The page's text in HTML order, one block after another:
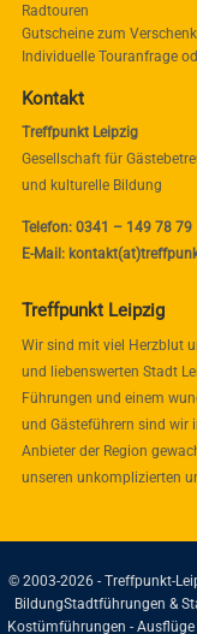
Radtouren
Gutscheine zum
Individuelle Touranfrage
Kontakt
Treffpunkt Leipzig
Gesellschaft für
und kulturelle Bildung
Telefon: 0341 – 149 78 79
E-Mail:
Treffpunkt Leipzig
Wir sind mit viel Herzblut
und liebenswerten Stadt
Führungen und einem
und Gästeführern sind wir
Anbieter der Region
unseren unkomplizierten
© 2003-2026 - Treffpunkt-
BildungStadtführungen &
Kostümführungen -